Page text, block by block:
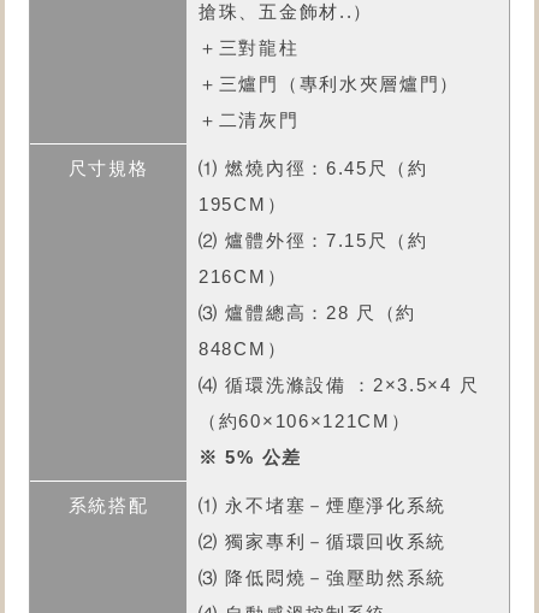
搶珠、五金飾材..）
＋三對龍柱
＋三爐門（專利水夾層爐門）
＋二清灰門
⑴ 燃燒內徑：6.45尺（約
195CM）
⑵ 爐體外徑：7.15尺（約
216CM）
⑶ 爐體總高：28 尺（約
848CM）
⑷ 循環洗滌設備 ：2×3.5×4 尺
（約60×106×121CM）
※ 5% 公差
⑴ 永不堵塞－煙塵淨化系統
⑵ 獨家專利－循環回收系統
⑶ 降低悶燒－強壓助然系統